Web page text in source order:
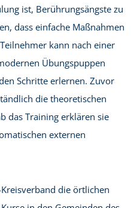
ist, Berührungsängste zu
dass einfache Maßnahmen
kann nach einer
Übungspuppen
Schritte erlernen. Zuvor
die theoretischen
das Training erklären sie
externen
die örtlichen